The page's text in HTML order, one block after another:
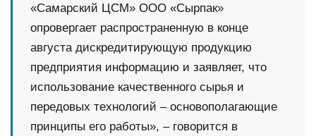
«Самарский ЦСМ» ООО «Сырпак»
опровергает распространенную в конце
августа дискредитирующую продукцию
предприятия информацию и заявляет, что
использование качественного сырья и
передовых технологий – основополагающие
принципы его работы», – говорится в